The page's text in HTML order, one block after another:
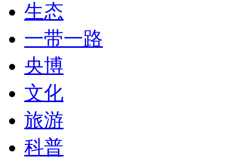
生态
一带一路
央博
文化
旅游
科普